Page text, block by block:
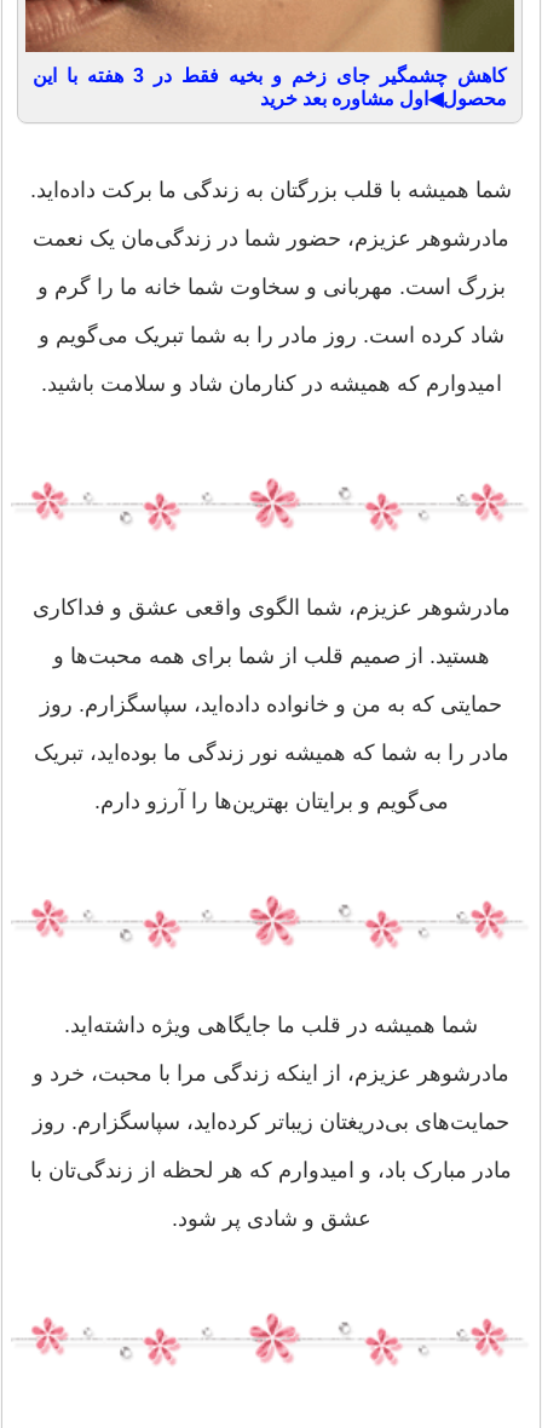
کاهش چشمگیر جای زخم و بخیه فقط در 3 هفته با این
محصول◀اول مشاوره بعد خرید
شما همیشه با قلب بزرگتان به زندگی ما برکت داده‌اید.
مادرشوهر عزیزم، حضور شما در زندگی‌مان یک نعمت
بزرگ است. مهربانی و سخاوت شما خانه ما را گرم و
شاد کرده است. روز مادر را به شما تبریک می‌گویم و
امیدوارم که همیشه در کنارمان شاد و سلامت باشید.
مادرشوهر عزیزم، شما الگوی واقعی عشق و فداکاری
هستید. از صمیم قلب از شما برای همه محبت‌ها و
حمایتی که به من و خانواده داده‌اید، سپاسگزارم. روز
مادر را به شما که همیشه نور زندگی ما بوده‌اید، تبریک
می‌گویم و برایتان بهترین‌ها را آرزو دارم.
شما همیشه در قلب ما جایگاهی ویژه داشته‌اید.
مادرشوهر عزیزم، از اینکه زندگی مرا با محبت، خرد و
حمایت‌های بی‌دریغتان زیباتر کرده‌اید، سپاسگزارم. روز
مادر مبارک باد، و امیدوارم که هر لحظه از زندگی‌تان با
عشق و شادی پر شود.